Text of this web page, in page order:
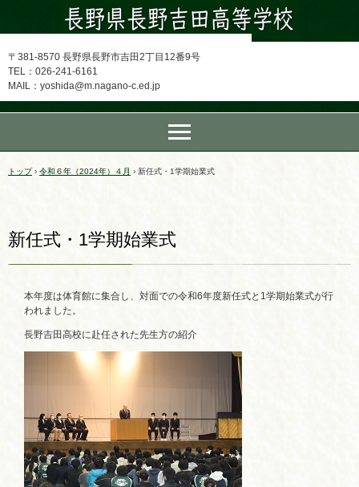
〒381-8570 長野県長野市吉田2丁目12番9号
TEL：026-241-6161
MAIL：yoshida@m.nagano-c.ed.jp
トップ › 令和６年（2024年）４月 › 新任式・1学期始業式
新任式・1学期始業式
本年度は体育館に集合し、対面での令和6年度新任式と1学期始業式が行
われました。
長野吉田高校に赴任された先生方の紹介